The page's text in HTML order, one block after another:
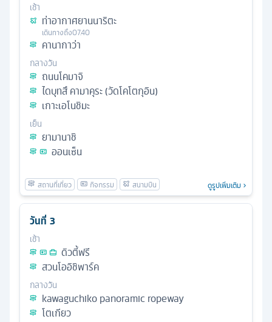
เช้า
ท่าอากาศยานนาริตะ
เดินทางถึง07.40
คานากาว่า
กลางวัน
ถนนโคมาจิ
ไดบุทสึ คามาคุระ (วัดโคโตกุอิน)
เกาะเอโนชิมะ
เย็น
ยามานาชิ
ออนเซ็น
ดูรูปเพิ่มเติม
วันที่ 3
เช้า
ดิวตี้ฟรี
สวนโออิชิพาร์ค
กลางวัน
kawaguchiko panoramic ropeway
โตเกียว